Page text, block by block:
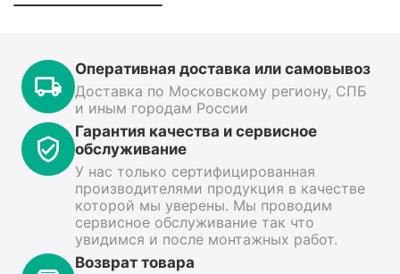
Оперативная доставка или самовывоз
Доставка по Московскому региону, СПБ
и иным городам России
Гарантия качества и сервисное
обслуживание
У нас только сертифицированная
производителями продукция в качестве
которой мы уверены. Мы проводим
сервисное обслуживание так что
увидимся и после монтажных работ.
Возврат товара